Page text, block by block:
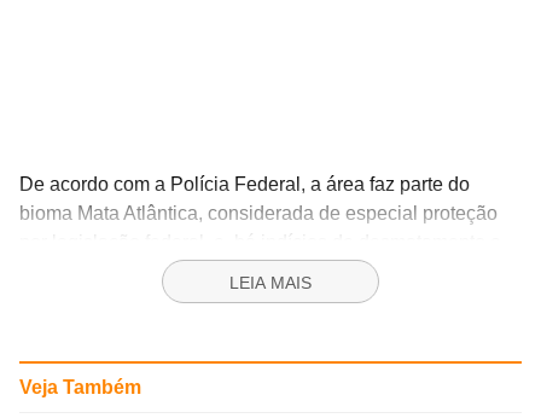
De acordo com a Polícia Federal, a área faz parte do
bioma Mata Atlântica, considerada de especial proteção
exploração ilegal de madeira.
LEIA MAIS
Veja Também